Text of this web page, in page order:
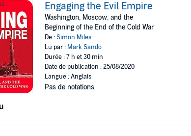
Engaging the Evil Empire
Washington, Moscow, and the
Beginning of the End of the Cold War
De :Simon Miles
Lu par : Mark Sando
Durée : 7 h et 30 min
Date de publication : 25/08/2020
Langue : Anglais
Pas de notations